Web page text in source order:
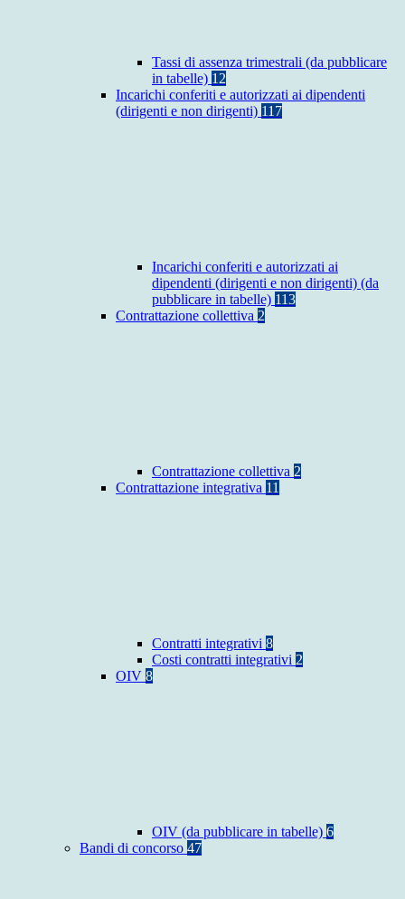
Tassi di assenza trimestrali (da pubblicare
in tabelle) 12
Incarichi conferiti e autorizzati ai dipendenti
(dirigenti e non dirigenti) 117
Incarichi conferiti e autorizzati ai
dipendenti (dirigenti e non dirigenti) (da
pubblicare in tabelle) 113
Contrattazione collettiva 2
Contrattazione collettiva 2
Contrattazione integrativa 11
Contratti integrativi 8
Costi contratti integrativi 2
OIV 8
OIV (da pubblicare in tabelle) 6
Bandi di concorso 47